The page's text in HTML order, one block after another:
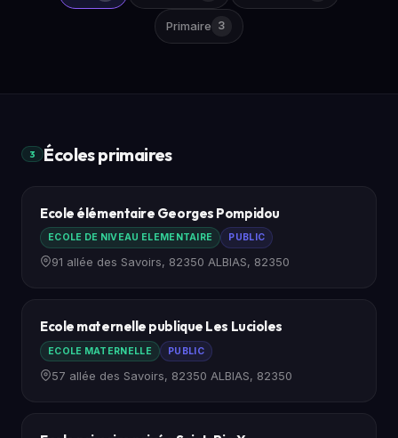
Primaire 3
3 Écoles primaires
Ecole élémentaire Georges Pompidou
ECOLE DE NIVEAU ELEMENTAIRE PUBLIC
91 allée des Savoirs, 82350 ALBIAS, 82350
Ecole maternelle publique Les Lucioles
ECOLE MATERNELLE PUBLIC
57 allée des Savoirs, 82350 ALBIAS, 82350